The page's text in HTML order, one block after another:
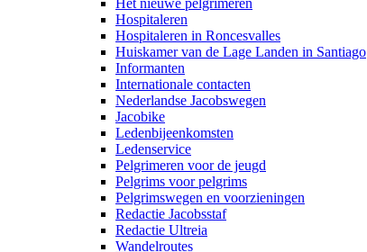
Het nieuwe pelgrimeren
Hospitaleren
Hospitaleren in Roncesvalles
Huiskamer van de Lage Landen in Santiago
Informanten
Internationale contacten
Nederlandse Jacobswegen
Jacobike
Ledenbijeenkomsten
Ledenservice
Pelgrimeren voor de jeugd
Pelgrims voor pelgrims
Pelgrimswegen en voorzieningen
Redactie Jacobsstaf
Redactie Ultreia
Wandelroutes